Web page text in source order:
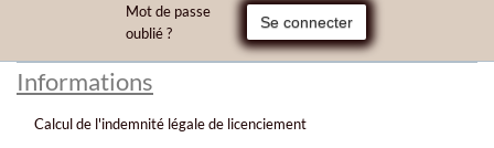
Mot de passe
oublié ?
Se connecter
Informations
Calcul de l'indemnité légale de licenciement